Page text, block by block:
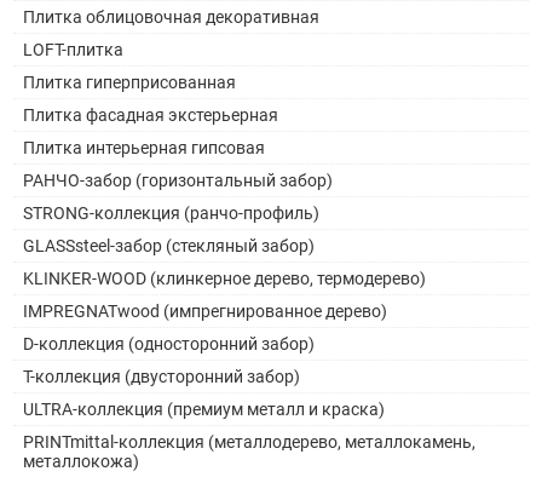
Плитка облицовочная декоративная
LOFT-плитка
Плитка гиперприсованная
Плитка фасадная экстерьерная
Плитка интерьерная гипсовая
РАНЧО-забор (горизонтальный забор)
STRONG-коллекция (ранчо-профиль)
GLASSsteel-забор (стекляный забор)
KLINKER-WOOD (клинкерное дерево, термодерево)
IMPREGNATwood (импрегнированное дерево)
D-коллекция (односторонний забор)
Т-коллекция (двусторонний забор)
ULTRA-коллекция (премиум металл и краска)
PRINTmittal-коллекция (металлодерево, металлокамень,
металлокожа)